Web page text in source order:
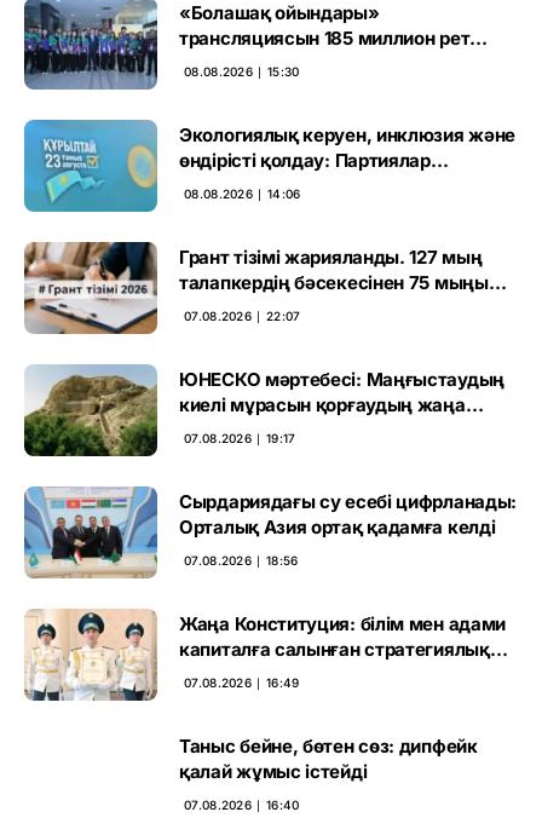
«Болашақ ойындары»
трансляциясын 185 миллион рет
көрген
08.08.2026 ∣ 15:30
Экологиялық керуен, инклюзия және
өндірісті қолдау: Партиялар
өңірлерде қандай мәселе көтерді
08.08.2026 ∣ 14:06
Грант тізімі жарияланды. 127 мың
талапкердің бәсекесінен 75 мыңы
өтті
07.08.2026 ∣ 22:07
ЮНЕСКО мәртебесі: Маңғыстаудың
киелі мұрасын қорғаудың жаңа
кезеңі басталды
07.08.2026 ∣ 19:17
Сырдариядағы су есебі цифрланады:
Орталық Азия ортақ қадамға келді
07.08.2026 ∣ 18:56
Жаңа Конституция: білім мен адами
капиталға салынған стратегиялық
негіз
07.08.2026 ∣ 16:49
Таныс бейне, бөтен сөз: дипфейк
қалай жұмыс істейді
07.08.2026 ∣ 16:40